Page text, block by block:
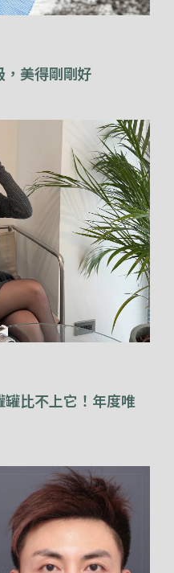
，美得剛剛好
罐比不上它！年度唯